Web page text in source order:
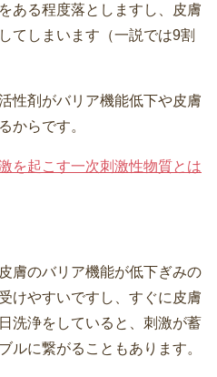
ある程度落としますし、皮膚
てしまいます（一説では9割
性剤がバリア機能低下や皮膚
からです。
を起こす一次刺激性物質とは
膚のバリア機能が低下ぎみの
けやすいですし、すぐに皮膚
洗浄をしていると、刺激が蓄
ルに繋がることもあります。